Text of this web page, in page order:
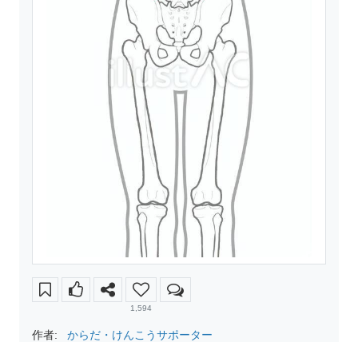
1,594
作者: からだ・けんこうサポーター